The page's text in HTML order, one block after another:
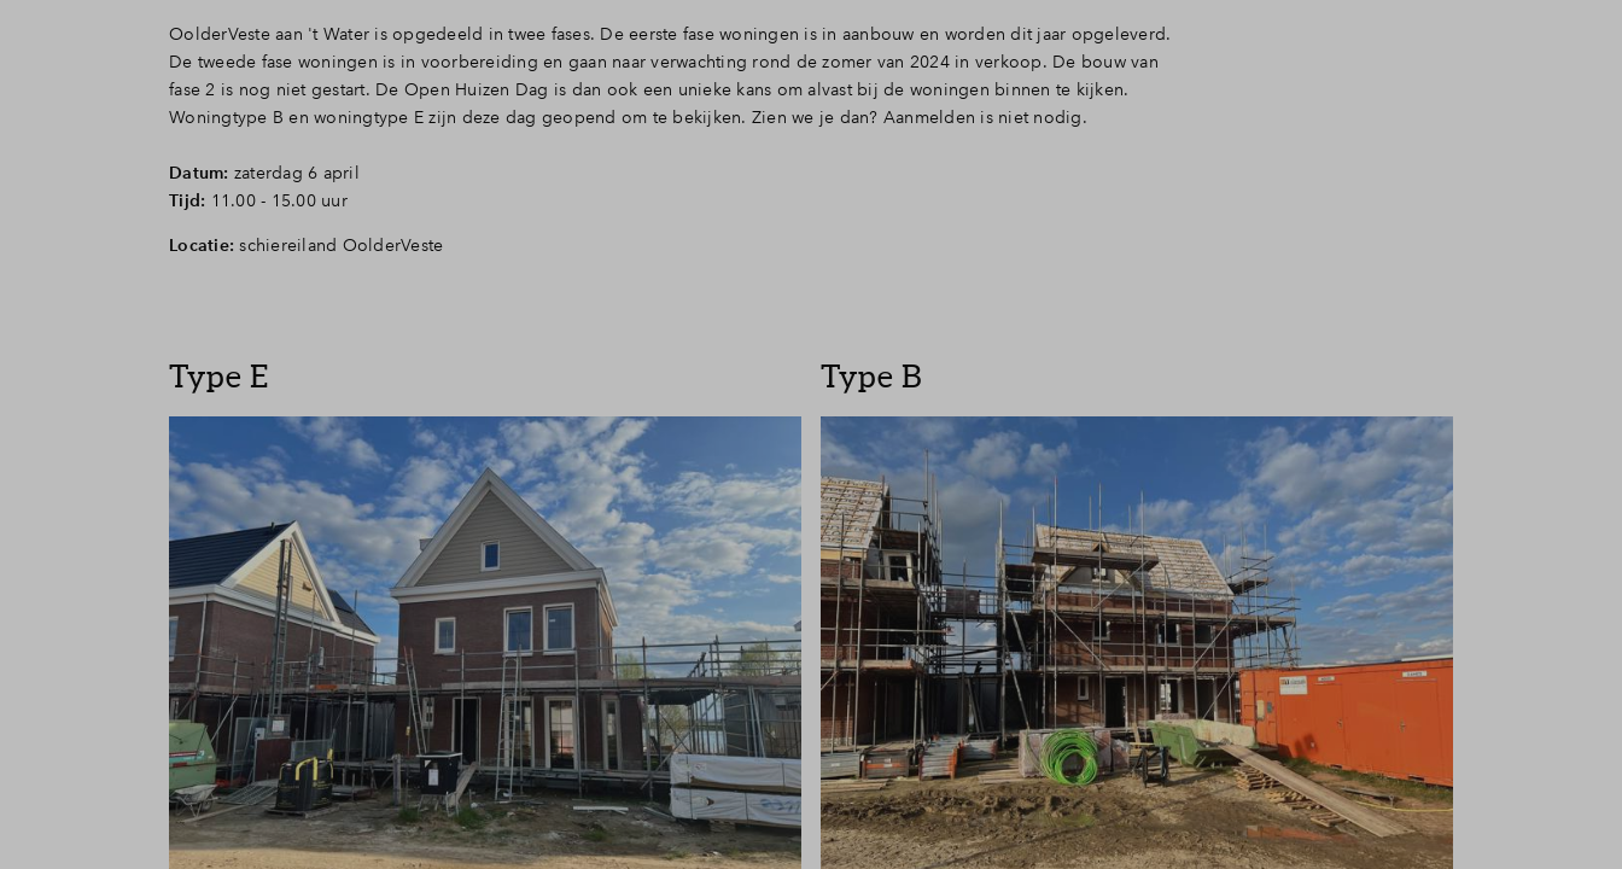
OolderVeste aan 't Water is opgedeeld in twee fases. De eerste fase woningen is in aanbouw en worden dit jaar opgeleverd.
De tweede fase woningen is in voorbereiding en gaan naar verwachting rond de zomer van 2024 in verkoop. De bouw van
fase 2 is nog niet gestart. De Open Huizen Dag is dan ook een unieke kans om alvast bij de woningen binnen te kijken.
Woningtype B en woningtype E zijn deze dag geopend om te bekijken. Zien we je dan? Aanmelden is niet nodig.
Datum: zaterdag 6 april
Tijd: 11.00 - 15.00 uur
Locatie: schiereiland OolderVeste
Type E Type B